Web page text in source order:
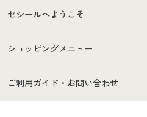
セシールへようこそ
はじめての方へ
セシールご利用規約
ショッピングメニュー
商品カテゴリ
ご利用ガイド・お問い合わせ